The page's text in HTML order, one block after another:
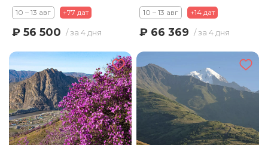
10 – 13 авг +77 дат
₽ 56 500 / за 4 дня
10 – 13 авг +14 дат
₽ 66 369 / за 4 дня